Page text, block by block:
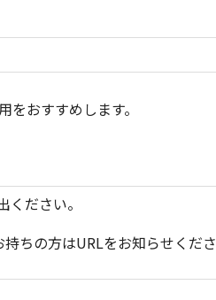
をおすすめします。
ださい。
ちの方はURLをお知らせくださ